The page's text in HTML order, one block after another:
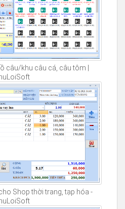
câu/khu câu cá, câu tôm |
Shop thời trang, tạp hóa -